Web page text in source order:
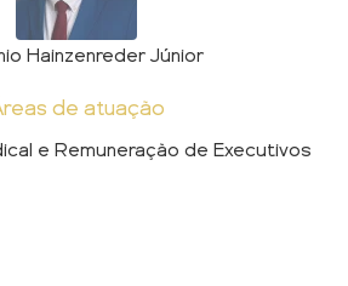
Hainzenreder Júnior
de atuação
e Remuneração de Executivos